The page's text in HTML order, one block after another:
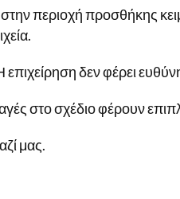
περιοχή προσθήκης
δεν φέρει
στο σχέδιο φέρουν
μας.